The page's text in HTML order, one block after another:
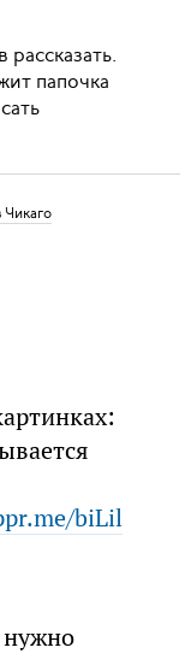
папочка
Чикаго
biLil